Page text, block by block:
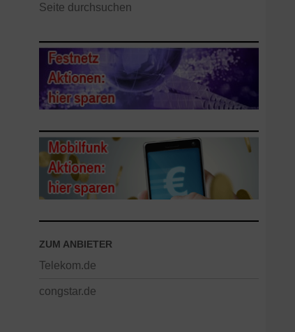
Seite durchsuchen
ZUM ANBIETER
Telekom.de
congstar.de